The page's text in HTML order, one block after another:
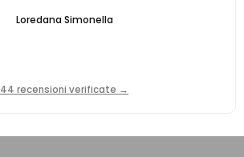
Loredana Simonella
44 recensioni verificate →